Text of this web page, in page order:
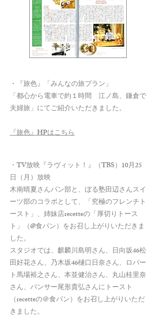
・『旅色』「みんなの旅プラン」
「都心から電車で約１時間 江ノ島、鎌倉で
夫婦旅」にてご紹介いただきました。
『旅色』HPはこちら
・TV放映『ラヴィット！』（TBS）10月25
日（月）放映
木南晴夏さんパン部と、ぼる塾田辺さんスイ
ーツ部のコラボとして、「究極のフレンチト
ースト」、姉妹店recetteの「厚切りトース
ト」（@食パン）をお召し上がりいただきま
した。
スタジオでは、麒麟川島明さん、日向坂46松
田好花さん、乃木坂46樋口日奈さん、ロバー
ト馬場裕之さん、本並健治さん、丸山桂里奈
さん、パンサー尾形貴弘さんにトースト
（recetteの＠食パン）をお召し上がりいただ
きました。